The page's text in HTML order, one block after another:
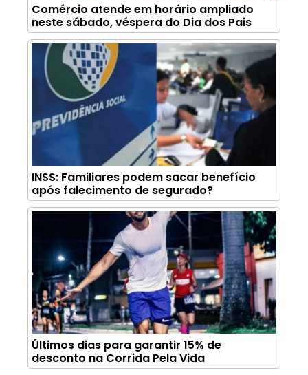
Comércio atende em horário ampliado
neste sábado, véspera do Dia dos Pais
INSS: Familiares podem sacar benefício
após falecimento de segurado?
Últimos dias para garantir 15% de
desconto na Corrida Pela Vida